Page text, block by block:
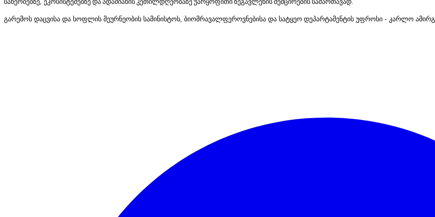
სახეობებზე, ეკოსისტემებზე და ადამიანის კეთილდღეობაზე უარყოფითი ზეგავლენის შემცირების სამართავად.
გარემოს დაცვისა და სოფლის მეურნეობის სამინისტოს, ბიომრავალფეროვნებისა და სატყეო დეპარტამენტის უფროსი - კარლო